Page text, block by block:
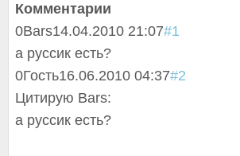
Комментарии
0Bars14.04.2010 21:07#1
а руссик есть?
0Гость16.06.2010 04:37#2
Цитирую Bars:
а руссик есть?